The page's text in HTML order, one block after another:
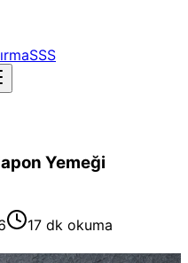
SSS
Yemeği
17 dk okuma